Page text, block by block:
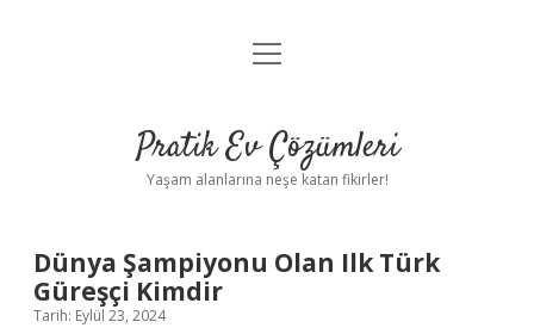
Anasayfa
Yasal Uyarı
menüyü
Pratik Ev Çözümleri
Yaşam alanlarına neşe katan fikirler!
Dünya Şampiyonu Olan Ilk Türk
Güreşçi Kimdir
Tarih: Eylül 23, 2024